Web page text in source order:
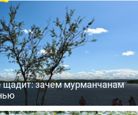
щадит: зачем мурманчанам